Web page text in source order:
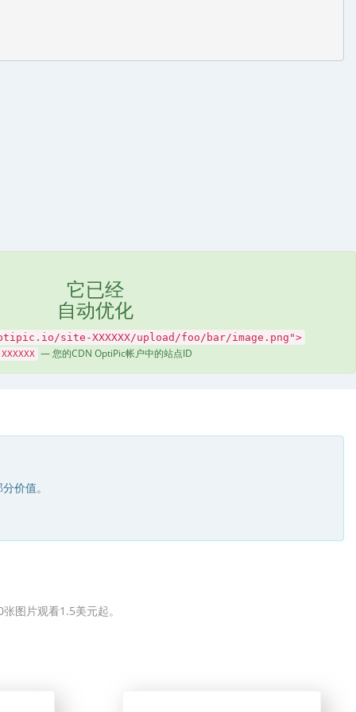
它已经
自动优化
site-XXXXXX/upload/foo/bar/image.png">
XXXXXX — 您的CDN OptiPic帐户中的站点ID
价值。
图片观看1.5美元起。